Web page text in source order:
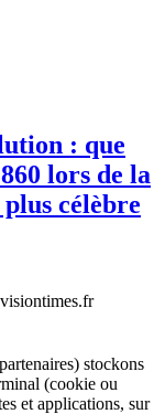
: que
lors de la
célèbre
stockons
(cookie ou
et applications, sur